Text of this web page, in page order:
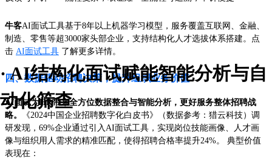
· AI结构化面试赋能智能分析与自
动化筛查
牛客AI面试工具基于8年以上机器学习模型，服务覆盖互联网、金融、
制造、零售等超3000家头部企业，支持结构化人才选拔体系搭建。点
击 AI面试工具 了解更多详情。
四、数据驱动招聘决策，提升组织业务价值
AI面试为HR带来全方位数据整合与智能分析，更好服务整体招聘战
略。
《2024中国企业招聘数字化白皮书》（数据参考：猎云科技）调
研发现，69%企业通过引入AI面试工具，实现岗位技能画像、人才画
像与组织用人需求的精准匹配，使得招聘合格率提升24%。 典型价值
表现在：